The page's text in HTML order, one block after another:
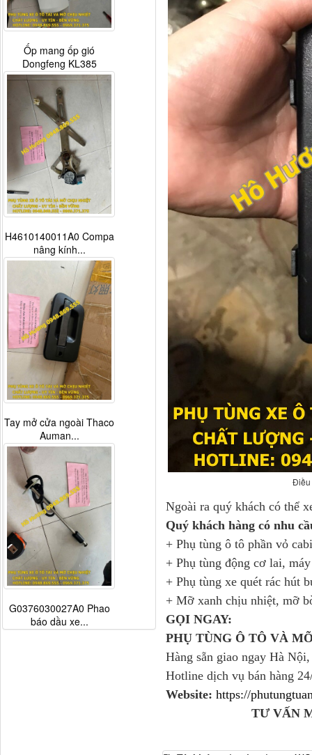
Điều
Ngoài ra quý khách có thể
Quý khách hàng có nhu
+ Phụ tùng ô tô phần vỏ
+ Phụ tùng động cơ lai,
+ Phụ tùng xe quét rác hút
+ Mỡ xanh chịu nhiệt, mỡ
GỌI NGAY:
PHỤ TÙNG Ô TÔ VÀ
Hàng sẵn giao ngay Hà
Hotline dịch vụ bán hàng
Website: https://
TƯ VẤN
Ốp mang ốp gió
Dongfeng KL385
H4610140011A0 Compa
nâng kính...
Tay mở cửa ngoài Thaco
Auman...
G0376030027A0 Phao
báo dầu xe...